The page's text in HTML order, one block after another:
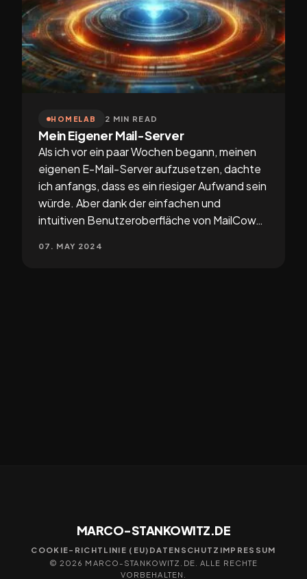
HOMELAB 2 MIN READ
Mein Eigener Mail-Server
Als ich vor ein paar Wochen begann, meinen
eigenen E-Mail-Server aufzusetzen, dachte
ich anfangs, dass es ein riesiger Aufwand sein
würde. Aber dank der einfachen und
intuitiven Benutzeroberfläche von MailCow…
07. MAY 2024
MARCO-STANKOWITZ.DE
COOKIE-RICHTLINIE (EU) DATENSCHUTZ IMPRESSUM
© 2026 MARCO-STANKOWITZ.DE. ALLE RECHTE
VORBEHALTEN.